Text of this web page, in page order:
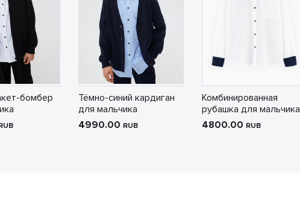
бомбер
Тёмно-синий кардиган
для мальчика
4990.00 RUB
Комбинированная
рубашка для мальчика
4800.00 RUB